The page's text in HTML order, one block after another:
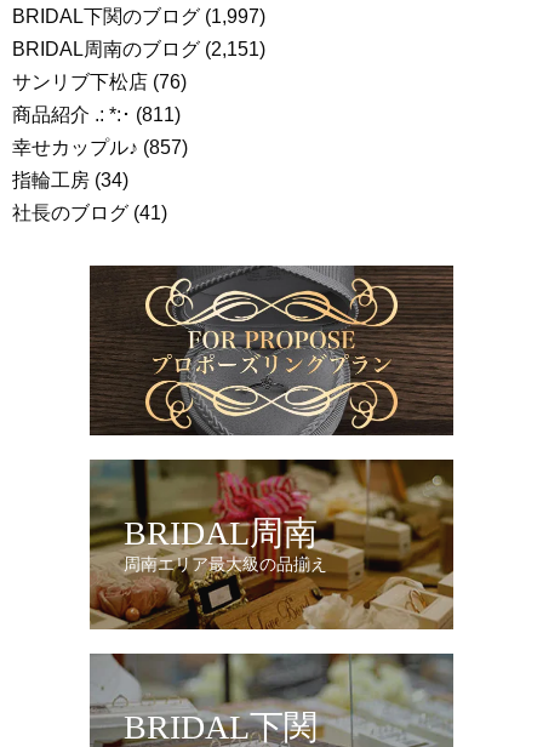
BRIDAL下関のブログ (1,997)
BRIDAL周南のブログ (2,151)
サンリブ下松店 (76)
商品紹介 .: *:･ (811)
幸せカップル♪ (857)
指輪工房 (34)
社長のブログ (41)
BRIDAL周南
周南エリア最大級の品揃え
BRIDAL下関